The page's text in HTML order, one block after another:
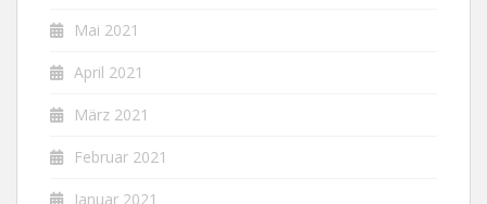
Mai 2021
April 2021
März 2021
Februar 2021
Januar 2021